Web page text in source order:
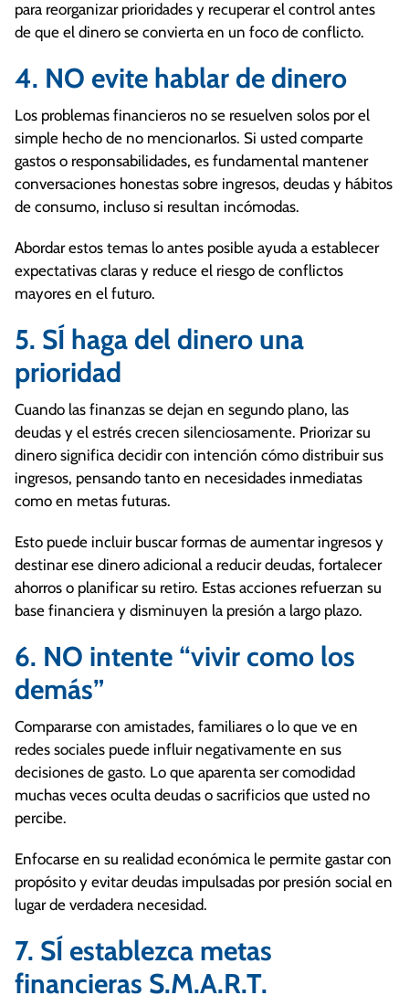
para reorganizar prioridades y recuperar el control antes
de que el dinero se convierta en un foco de conflicto.
4. NO evite hablar de dinero
Los problemas financieros no se resuelven solos por el
simple hecho de no mencionarlos. Si usted comparte
gastos o responsabilidades, es fundamental mantener
conversaciones honestas sobre ingresos, deudas y hábitos
de consumo, incluso si resultan incómodas.
Abordar estos temas lo antes posible ayuda a establecer
expectativas claras y reduce el riesgo de conflictos
mayores en el futuro.
5. SÍ haga del dinero una
prioridad
Cuando las finanzas se dejan en segundo plano, las
deudas y el estrés crecen silenciosamente. Priorizar su
dinero significa decidir con intención cómo distribuir sus
ingresos, pensando tanto en necesidades inmediatas
como en metas futuras.
Esto puede incluir buscar formas de aumentar ingresos y
destinar ese dinero adicional a reducir deudas, fortalecer
ahorros o planificar su retiro. Estas acciones refuerzan su
base financiera y disminuyen la presión a largo plazo.
6. NO intente “vivir como los
demás”
Compararse con amistades, familiares o lo que ve en
redes sociales puede influir negativamente en sus
decisiones de gasto. Lo que aparenta ser comodidad
muchas veces oculta deudas o sacrificios que usted no
percibe.
Enfocarse en su realidad económica le permite gastar con
propósito y evitar deudas impulsadas por presión social en
lugar de verdadera necesidad.
7. SÍ establezca metas
financieras S.M.A.R.T.